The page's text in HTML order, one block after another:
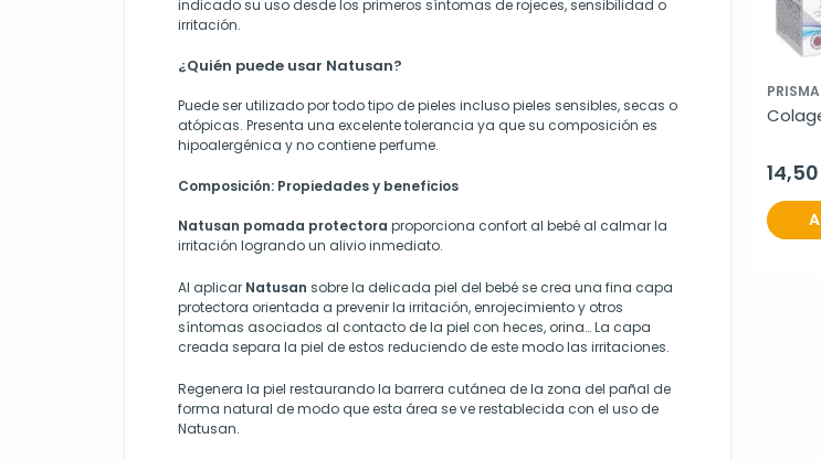
indicado su uso desde los primeros síntomas de rojeces, sensibilidad o
irritación.
¿Quién puede usar Natusan?
Puede ser utilizado por todo tipo de pieles incluso pieles sensibles, secas o
atópicas. Presenta una excelente tolerancia ya que su composición es
hipoalergénica y no contiene perfume.
Composición: Propiedades y beneficios
Natusan pomada protectora proporciona confort al bebé al calmar la
irritación logrando un alivio inmediato.
Al aplicar Natusan sobre la delicada piel del bebé se crea una fina capa
protectora orientada a prevenir la irritación, enrojecimiento y otros
síntomas asociados al contacto de la piel con heces, orina… La capa
creada separa la piel de estos reduciendo de este modo las irritaciones.
Regenera la piel restaurando la barrera cutánea de la zona del pañal de
forma natural de modo que esta área se ve restablecida con el uso de
Natusan.